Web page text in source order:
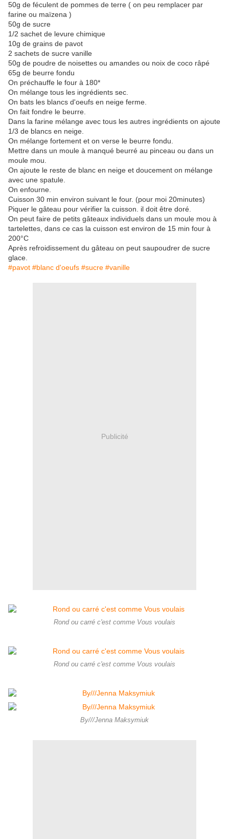
50g de féculent de pommes de terre ( on peu remplacer par
farine ou maïzena )
50g de sucre
1/2 sachet de levure chimique
10g de grains de pavot
2 sachets de sucre vanille
50g de poudre de noisettes ou amandes ou noix de coco râpé
65g de beurre fondu
On préchauffe le four à 180*
On mélange tous les ingrédients sec.
On bats les blancs d'oeufs en neige ferme.
On fait fondre le beurre.
Dans la farine mélange avec tous les autres ingrédients on ajoute
1/3 de blancs en neige.
On mélange fortement et on verse le beurre fondu.
Mettre dans un moule à manqué beurré au pinceau ou dans un
moule mou.
On ajoute le reste de blanc en neige et doucement on mélange
avec une spatule.
On enfourne.
Cuisson 30 min environ suivant le four. (pour moi 20minutes)
Piquer le gâteau pour vérifier la cuisson. il doit être doré.
On peut faire de petits gâteaux individuels dans un moule mou à
tartelettes, dans ce cas la cuisson est environ de 15 min four à
200°C
Après refroidissement du gâteau on peut saupoudrer de sucre
glace.
#pavot #blanc d'oeufs #sucre #vanille
Publicité
Rond ou carré c'est comme Vous voulais
Rond ou carré c'est comme Vous voulais
By///Jenna Maksymiuk